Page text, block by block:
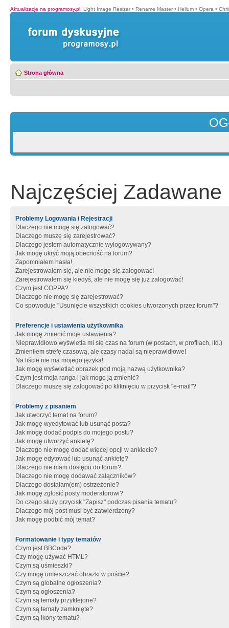
Aktualizacje na programosy.pl: Light Image Resizer • Rename Master • Helium • Opera •
Strona główna
Najczęściej Zadawane
Problemy Logowania i Rejestracji
Dlaczego nie mogę się zalogować?
Dlaczego muszę się zarejestrować?
Dlaczego jestem automatycznie wylogowywany?
Jak mogę ukryć moją obecność na forum?
Zapomniałem hasła!
Zarejestrowałem się, ale nie mogę się zalogować!
Zarejestrowałem się kiedyś, ale nie mogę się już zalogować!
Czym jest COPPA?
Dlaczego nie mogę się zarejestrować?
Co spowoduje "Usunięcie wszystkich cookies utworzonych przez forum"?
Preferencje i ustawienia użytkownika
Jak mogę zmienić moje ustawienia?
Nieprawidłowo wyświetla mi się czas na forum (w postach, w profilach, itd.)
Zmieniłem strefę czasową, ale czasy nadal są nieprawidłowe!
Na liście nie ma mojego języka!
Jak mogę wyświetlać obrazek pod moją nazwą użytkownika?
Czym jest moja ranga i jak mogę ją zmienić?
Dlaczego muszę się zalogować po kliknięciu w przycisk "e-mail"?
Problemy z pisaniem
Jak utworzyć temat na forum?
Jak mogę wyedytować lub usunąć posta?
Jak mogę dodać podpis do mojego postu?
Jak mogę utworzyć ankietę?
Dlaczego nie mogę dodać więcej opcji w ankiecie?
Jak mogę edytować lub usunąć ankietę?
Dlaczego nie mam dostępu do forum?
Dlaczego nie mogę dodawać załączników?
Dlaczego dostałam(em) ostrzeżenie?
Jak mogę zgłosić posty moderatorowi?
Do czego służy przycisk "Zapisz" podczas pisania tematu?
Dlaczego mój post musi być zatwierdzony?
Jak mogę podbić mój temat?
Formatowanie i typy tematów
Czym jest BBCode?
Czy mogę używać HTML?
Czym są uśmieszki?
Czy mogę umieszczać obrazki w poście?
Czym są globalne ogłoszenia?
Czym są ogłoszenia?
Czym są tematy przyklejone?
Czym są tematy zamknięte?
Czym są ikony tematu?